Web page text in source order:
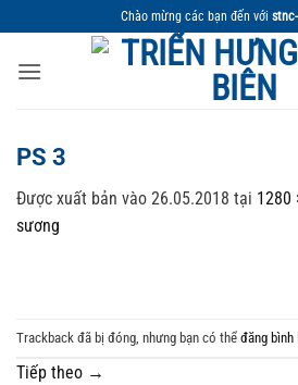
qua
nội
Chào mừng các bạn đến với
PS 3
Được xuất bản vào 26.05.2018 tại 1280
sương
Trackback đã bị đóng, nhưng bạn có thể đăng bình
Tiếp theo →